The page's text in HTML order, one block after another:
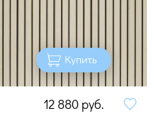
Купить
12 880 руб.